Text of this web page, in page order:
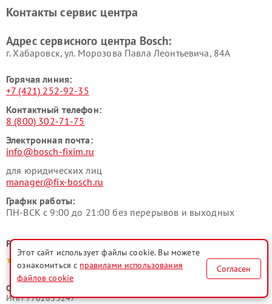
Ремонт сушильных автоматовРемонт морозильных камер
Контакты сервис центра
Адрес сервисного центра Bosch:
г. Хабаровск, ул. Морозова Павла Леонтьевича, 84А
Горячая линия:
+7 (421) 252-92-35
Контактный телефон:
8 (800) 302-71-75
Электронная почта:
info@bosch-fixim.ru
для юридических лиц
manager@fix-bosch.ru
График работы:
ПН-ВСК с 9:00 до 21:00 без перерывов и выходных
Рейтинг сервисного центра
ООО "Русервис"
ИНН 7702633247
Этот сайт использует файлы cookie. Вы можете
ознакомиться с правилами использования
файлов cookie
Согласен